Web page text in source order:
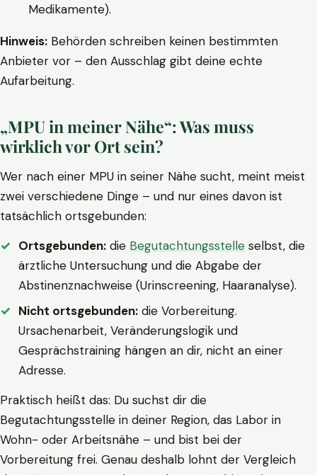
Medikamente).
Hinweis: Behörden schreiben keinen bestimmten
Anbieter vor – den Ausschlag gibt deine echte
Aufarbeitung.
„MPU in meiner Nähe“: Was muss
wirklich vor Ort sein?
Wer nach einer MPU in seiner Nähe sucht, meint meist
zwei verschiedene Dinge – und nur eines davon ist
tatsächlich ortsgebunden:
Ortsgebunden: die Begutachtungsstelle selbst, die
ärztliche Untersuchung und die Abgabe der
Abstinenznachweise (Urinscreening, Haaranalyse).
Nicht ortsgebunden: die Vorbereitung.
Ursachenarbeit, Veränderungslogik und
Gesprächstraining hängen an dir, nicht an einer
Adresse.
Praktisch heißt das: Du suchst dir die
Begutachtungsstelle in deiner Region, das Labor in
Wohn- oder Arbeitsnähe – und bist bei der
Vorbereitung frei. Genau deshalb lohnt der Vergleich